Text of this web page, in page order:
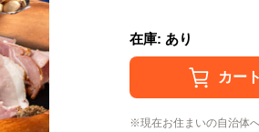
在庫: あり
現在お住まいの自治体